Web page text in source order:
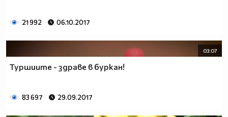
21 992 06.10.2017
03:07
Туршиите - здраве в буркан!
83 697 29.09.2017